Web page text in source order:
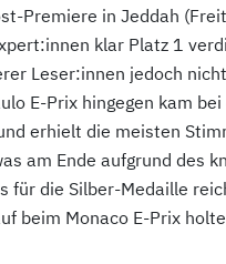
Premiere in Jeddah
klar Platz 1
Leser:innen jedoch
E-Prix hingegen kam
erhielt die meisten
am Ende aufgrund des
für die Silber-Medaille
beim Monaco E-Prix